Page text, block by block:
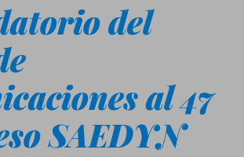
del
al 47
SAEDYN